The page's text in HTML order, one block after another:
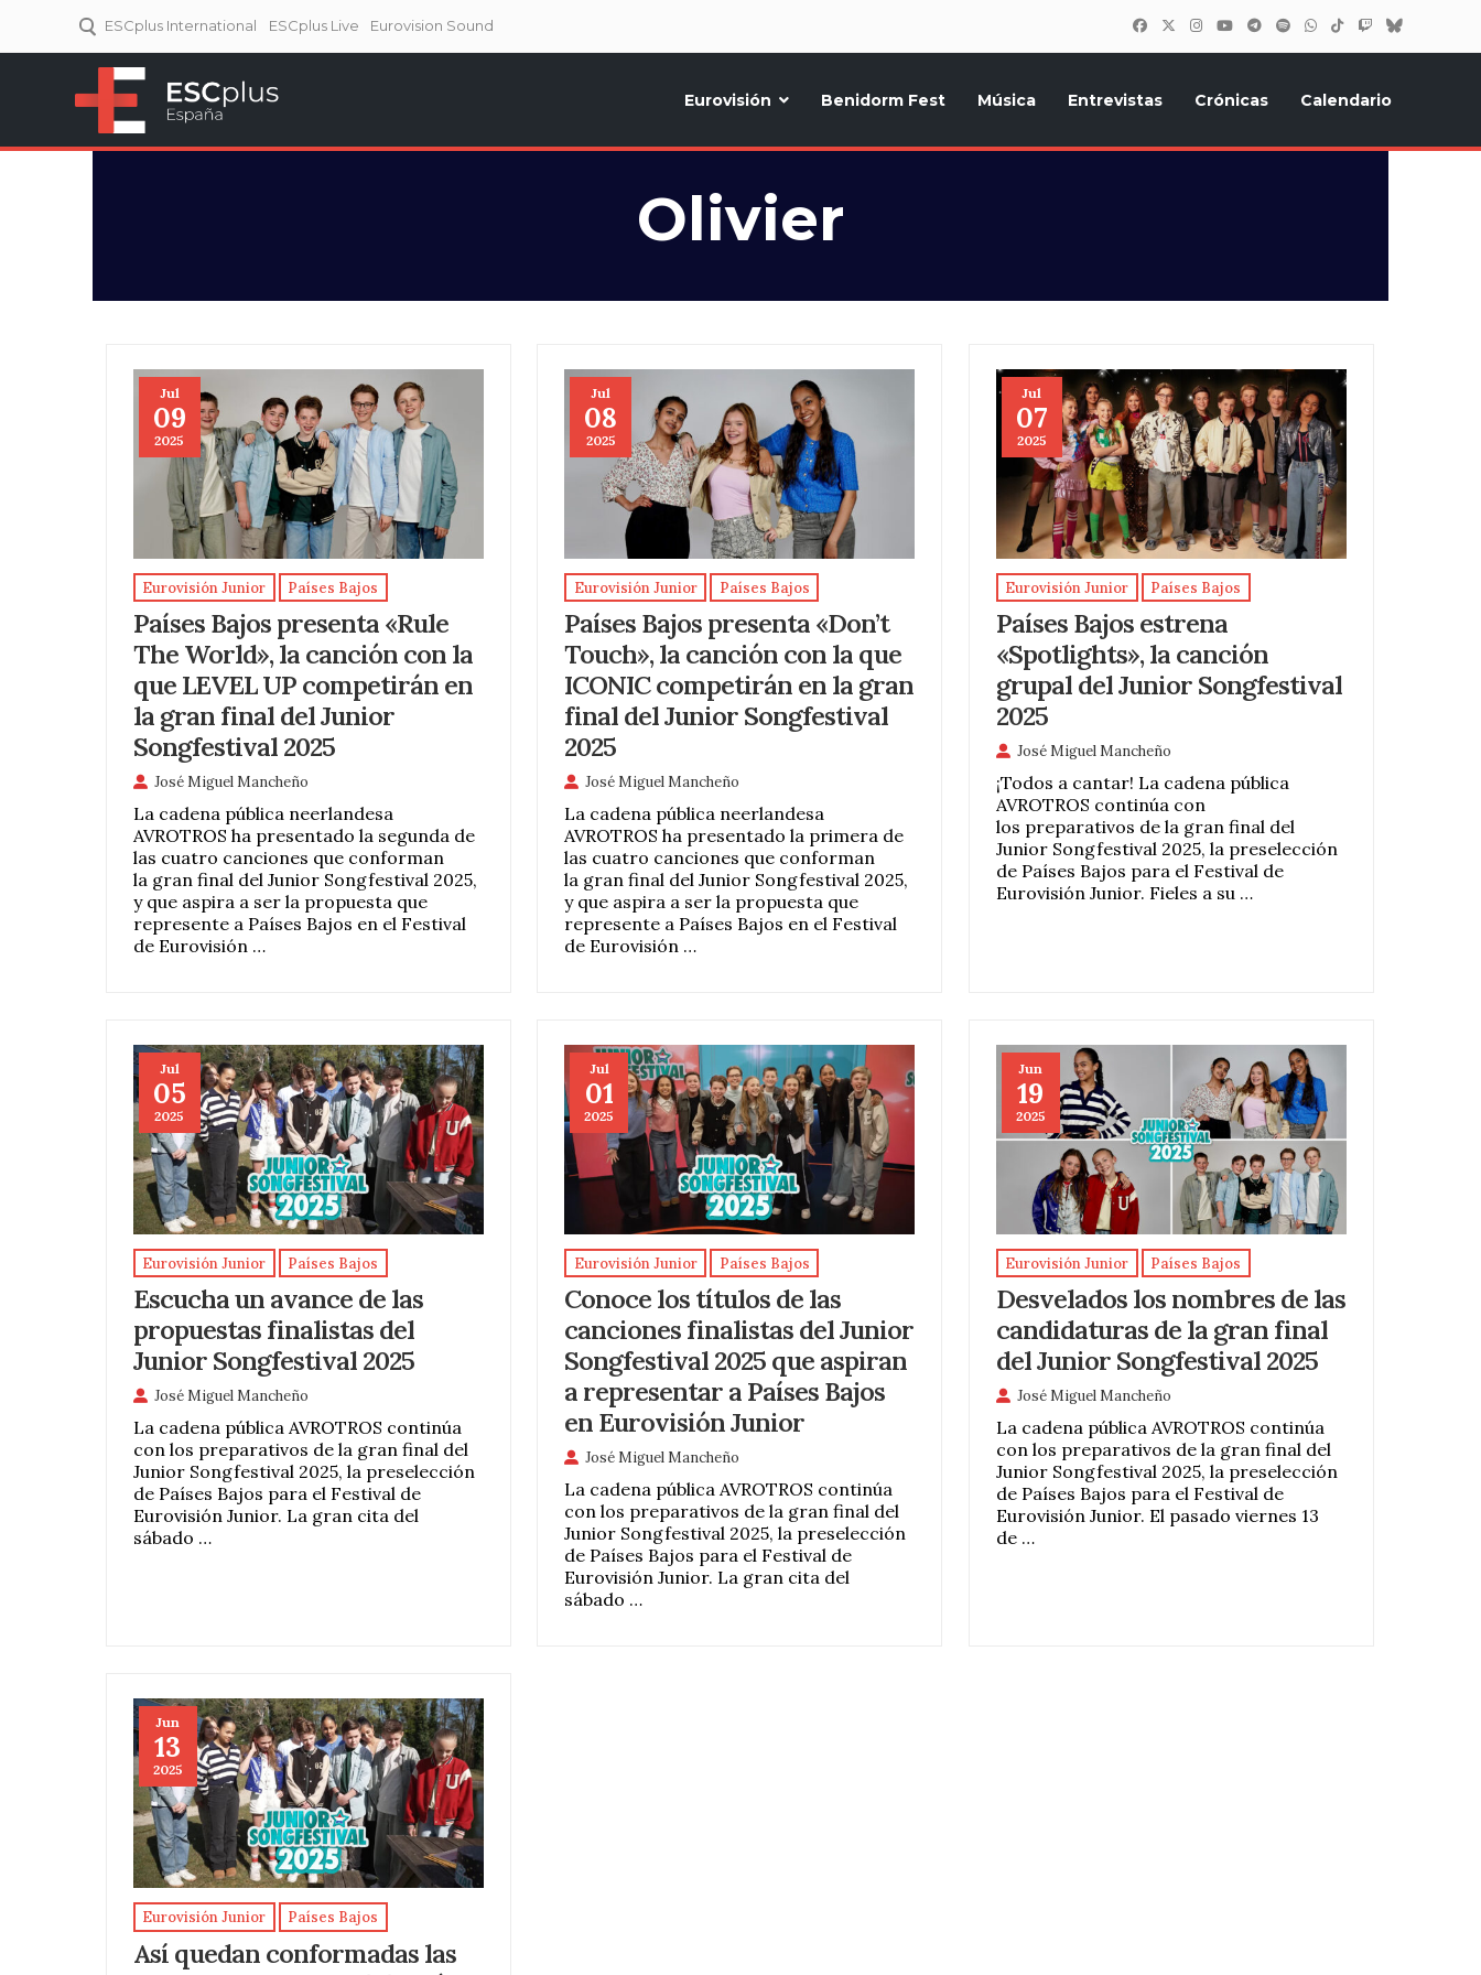
ESCplus International ESCplus Live Eurovision Sound
Eurovisión Benidorm Fest Música Entrevistas Crónicas Calendario
Olivier
Jul
09
2025
Eurovisión Junior Países Bajos
Países Bajos presenta «Rule
The World», la canción con la
que LEVEL UP competirán en
la gran final del Junior
Songfestival 2025
José Miguel Mancheño
La cadena pública neerlandesa
AVROTROS ha presentado la segunda de
las cuatro canciones que conforman
la gran final del Junior Songfestival 2025,
y que aspira a ser la propuesta que
represente a Países Bajos en el Festival
de Eurovisión …
Jul
08
2025
Eurovisión Junior Países Bajos
Países Bajos presenta «Don’t
Touch», la canción con la que
ICONIC competirán en la gran
final del Junior Songfestival
2025
José Miguel Mancheño
La cadena pública neerlandesa
AVROTROS ha presentado la primera de
las cuatro canciones que conforman
la gran final del Junior Songfestival 2025,
y que aspira a ser la propuesta que
represente a Países Bajos en el Festival
de Eurovisión …
Jul
07
2025
Eurovisión Junior Países Bajos
Países Bajos estrena
«Spotlights», la canción
grupal del Junior Songfestival
2025
José Miguel Mancheño
¡Todos a cantar! La cadena pública
AVROTROS continúa con
los preparativos de la gran final del
Junior Songfestival 2025, la preselección
de Países Bajos para el Festival de
Eurovisión Junior. Fieles a su …
Jul
05
2025
Eurovisión Junior Países Bajos
Escucha un avance de las
propuestas finalistas del
Junior Songfestival 2025
José Miguel Mancheño
La cadena pública AVROTROS continúa
con los preparativos de la gran final del
Junior Songfestival 2025, la preselección
de Países Bajos para el Festival de
Eurovisión Junior. La gran cita del
sábado …
Jul
01
2025
Eurovisión Junior Países Bajos
Conoce los títulos de las
canciones finalistas del Junior
Songfestival 2025 que aspiran
a representar a Países Bajos
en Eurovisión Junior
José Miguel Mancheño
La cadena pública AVROTROS continúa
con los preparativos de la gran final del
Junior Songfestival 2025, la preselección
de Países Bajos para el Festival de
Eurovisión Junior. La gran cita del
sábado …
Jun
19
2025
Eurovisión Junior Países Bajos
Desvelados los nombres de las
candidaturas de la gran final
del Junior Songfestival 2025
José Miguel Mancheño
La cadena pública AVROTROS continúa
con los preparativos de la gran final del
Junior Songfestival 2025, la preselección
de Países Bajos para el Festival de
Eurovisión Junior. El pasado viernes 13
de …
Jun
13
2025
Eurovisión Junior Países Bajos
Así quedan conformadas las